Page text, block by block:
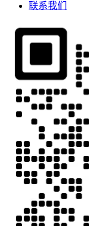
联系我们